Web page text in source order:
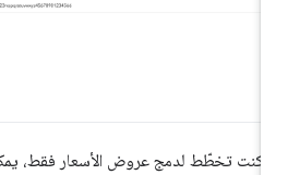
كنت تخطّط لدمج عروض الأسعار فقط، يمكنك